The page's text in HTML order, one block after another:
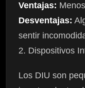
Ventajas:
Desventajas:
sentir
2. Dispositivos
Los DIU son